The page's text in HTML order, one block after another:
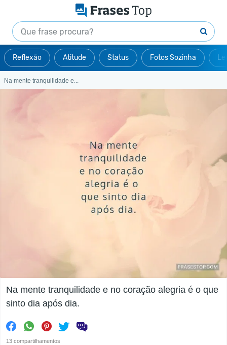
Reflexão Atitude Status Fotos Sozinha
Na mente tranquilidade e...
Na mente tranquilidade e no coração alegria é o que
sinto dia após dia.
13 compartilhamentos